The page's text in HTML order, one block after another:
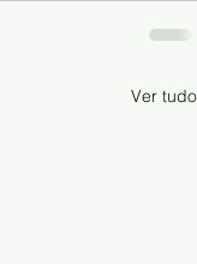
Ver tudo